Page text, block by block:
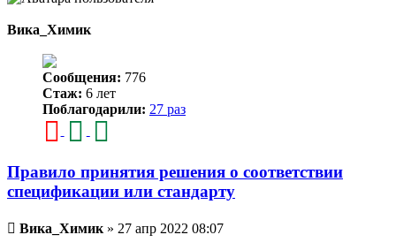
Вика_Химик
Сообщения: 776
Стаж: 6 лет
Поблагодарили: 27 раз
Правило принятия решения о соответствии
спецификации или стандарту
Непрочитанное
сообщение
Вика_Химик » 27 апр 2022 08:07